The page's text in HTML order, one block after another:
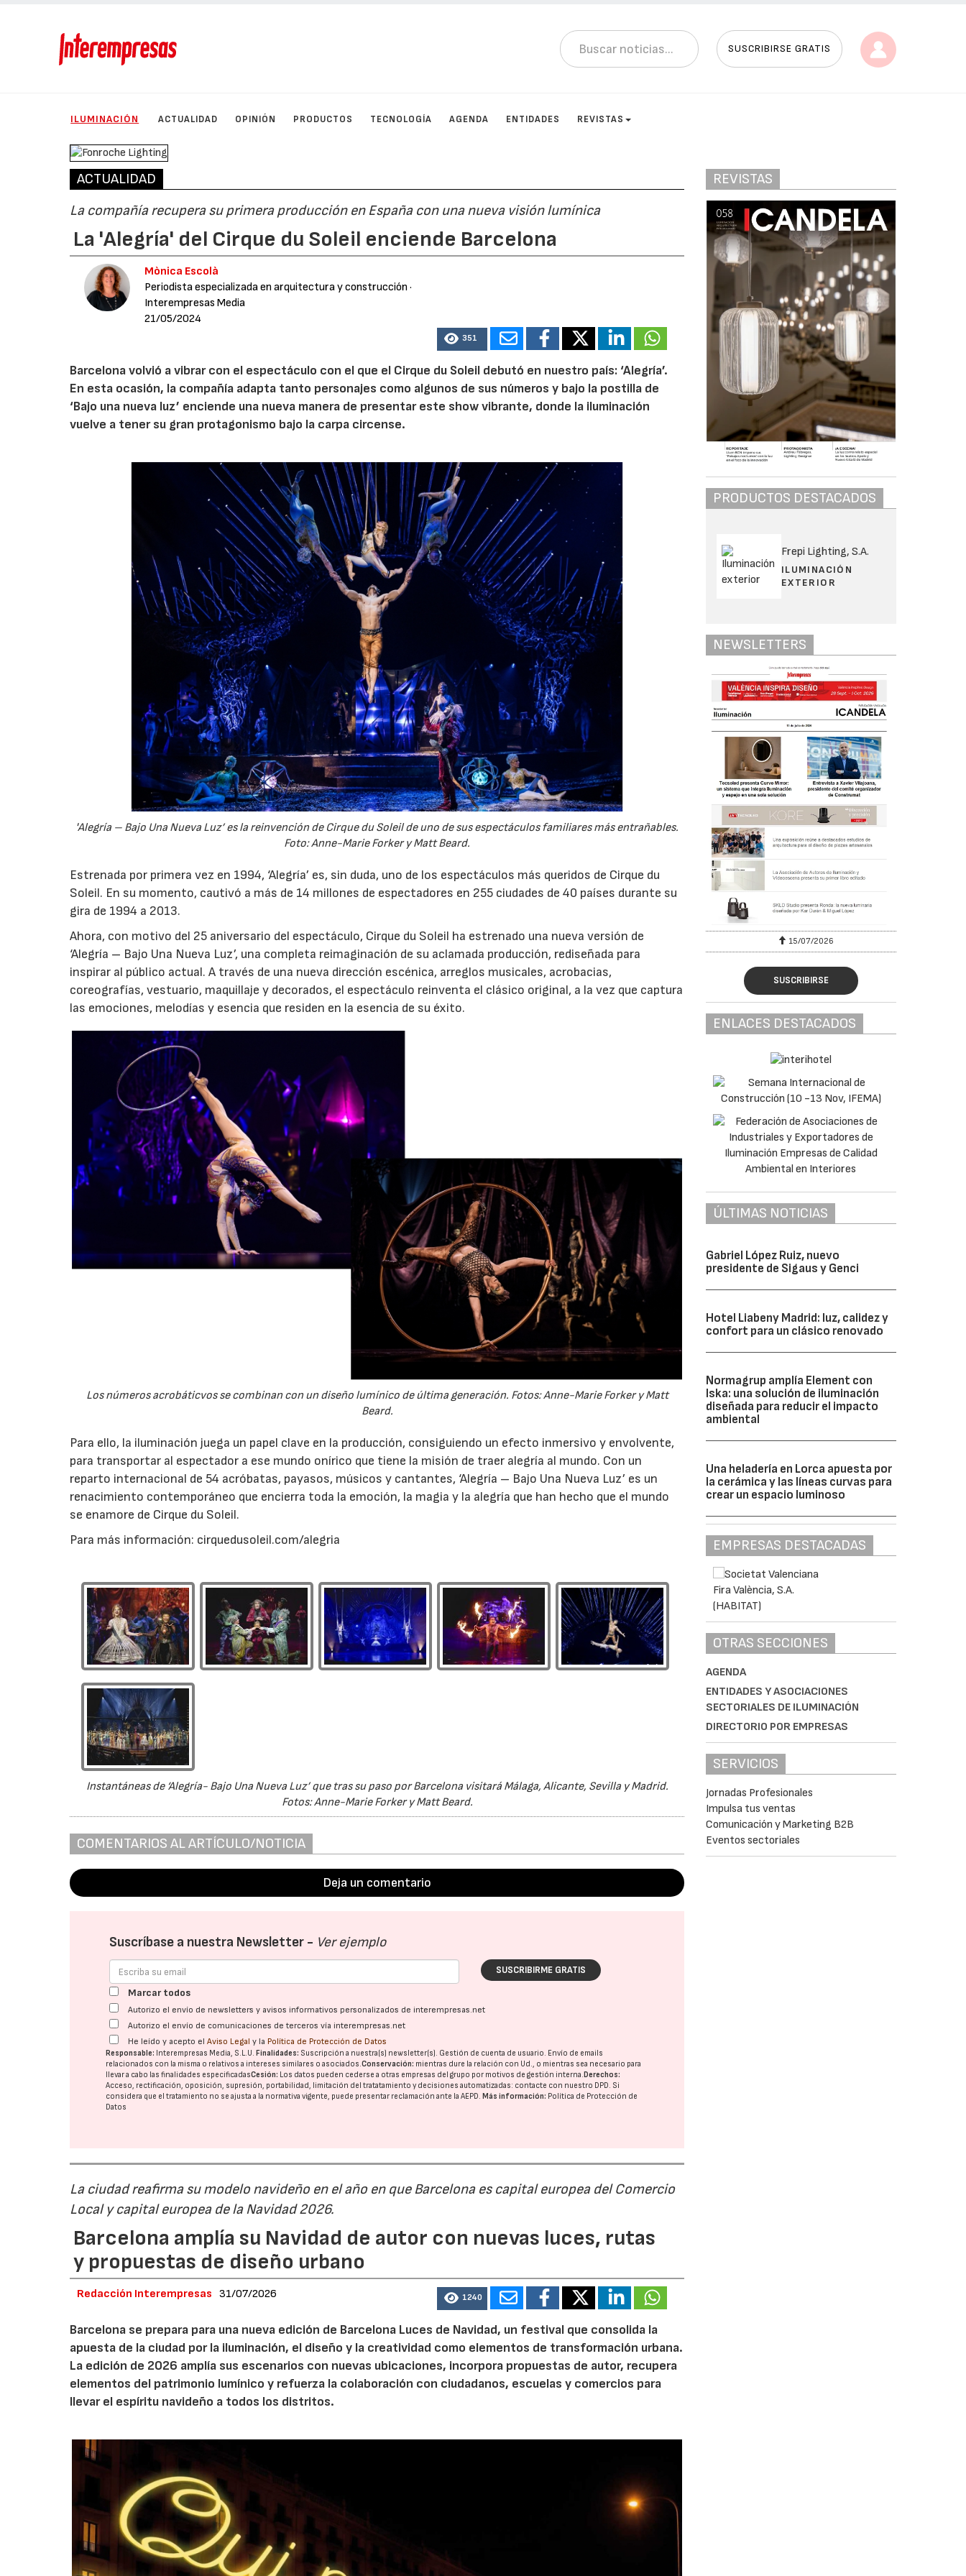
SUSCRIBIRSE GRATIS
ILUMINACIÓN ACTUALIDAD OPINIÓN PRODUCTOS TECNOLOGÍA AGENDA ENTIDADES REVISTAS
ACTUALIDAD
La compañía recupera su primera producción en España con una nueva visión lumínica
La 'Alegría' del Cirque du Soleil enciende Barcelona
Mònica Escolà
Periodista especializada en arquitectura y construcción ·
Interempresas Media
21/05/2024
351
Barcelona volvió a vibrar con el espectáculo con el que el Cirque du Soleil debutó en nuestro país: ‘Alegría’.
En esta ocasión, la compañía adapta tanto personajes como algunos de sus números y bajo la postilla de
‘Bajo una nueva luz’ enciende una nueva manera de presentar este show vibrante, donde la iluminación
vuelve a tener su gran protagonismo bajo la carpa circense.
'Alegría – Bajo Una Nueva Luz’ es la reinvención de Cirque du Soleil de uno de sus espectáculos familiares más entrañables.
Foto: Anne-Marie Forker y Matt Beard.
Estrenada por primera vez en 1994, ‘Alegría’ es, sin duda, uno de los espectáculos más queridos de Cirque du
Soleil. En su momento, cautivó a más de 14 millones de espectadores en 255 ciudades de 40 países durante su
gira de 1994 a 2013.
Ahora, con motivo del 25 aniversario del espectáculo, Cirque du Soleil ha estrenado una nueva versión de
‘Alegría – Bajo Una Nueva Luz’, una completa reimaginación de su aclamada producción, rediseñada para
inspirar al público actual. A través de una nueva dirección escénica, arreglos musicales, acrobacias,
coreografías, vestuario, maquillaje y decorados, el espectáculo reinventa el clásico original, a la vez que captura
las emociones, melodías y esencia que residen en la esencia de su éxito.
Los números acrobáticvos se combinan con un diseño lumínico de última generación. Fotos: Anne-Marie Forker y Matt
Beard.
Para ello, la iluminación juega un papel clave en la producción, consiguiendo un efecto inmersivo y envolvente,
para transportar al espectador a ese mundo onírico que tiene la misión de traer alegría al mundo. Con un
reparto internacional de 54 acróbatas, payasos, músicos y cantantes, ‘Alegría – Bajo Una Nueva Luz’ es un
renacimiento contemporáneo que encierra toda la emoción, la magia y la alegría que han hecho que el mundo
se enamore de Cirque du Soleil.
Para más información: cirquedusoleil.com/alegria
Instantáneas de ‘Alegría- Bajo Una Nueva Luz’ que tras su paso por Barcelona visitará Málaga, Alicante, Sevilla y Madrid.
Fotos: Anne-Marie Forker y Matt Beard.
COMENTARIOS AL ARTÍCULO/NOTICIA
Deja un comentario
Suscríbase a nuestra Newsletter - Ver ejemplo
SUSCRIBIRME GRATIS
Marcar todos
Autorizo el envío de newsletters y avisos informativos personalizados de interempresas.net
Autorizo el envío de comunicaciones de terceros vía interempresas.net
He leído y acepto elAviso Legal y la Política de Protección de Datos
Responsable: Interempresas Media, S.L.U. Finalidades: Suscripción a nuestra(s) newsletter(s). Gestión de cuenta de usuario. Envío de emails
relacionados con la misma o relativos a intereses similares o asociados.Conservación: mientras dure la relación con Ud., o mientras sea necesario para
llevar a cabo las finalidades especificadasCesión: Los datos pueden cederse a otras empresas del grupo por motivos de gestión interna. Derechos:
Acceso, rectificación, oposición, supresión, portabilidad, limitación del tratatamiento y decisiones automatizadas: contacte con nuestro DPD. Si
considera que el tratamiento no se ajusta a la normativa vigente, puede presentar reclamación ante laAEPD. Más información: Política de Protección de
Datos
La ciudad reafirma su modelo navideño en el año en que Barcelona es capital europea del Comercio
Local y capital europea de la Navidad 2026.
Barcelona amplía su Navidad de autor con nuevas luces, rutas
y propuestas de diseño urbano
Redacción Interempresas 31/07/2026 1240
Barcelona se prepara para una nueva edición de Barcelona Luces de Navidad, un festival que consolida la
apuesta de la ciudad por la iluminación, el diseño y la creatividad como elementos de transformación urbana.
La edición de 2026 amplía sus escenarios con nuevas ubicaciones, incorpora propuestas de autor, recupera
elementos del patrimonio lumínico y refuerza la colaboración con ciudadanos, escuelas y comercios para
llevar el espíritu navideño a todos los distritos.
REVISTAS
PRODUCTOS DESTACADOS
Frepi Lighting, S.A.
ILUMINACIÓN
EXTERIOR
NEWSLETTERS
15/07/2026 29/07/2026 15/07/2026
SUSCRIBIRSE
ENLACES DESTACADOS
ÚLTIMAS NOTICIAS
Gabriel López Ruiz, nuevo
presidente de Sigaus y Genci
Hotel Liabeny Madrid: luz, calidez y
confort para un clásico renovado
Normagrup amplía Element con
Iska: una solución de iluminación
diseñada para reducir el impacto
ambiental
Una heladería en Lorca apuesta por
la cerámica y las líneas curvas para
crear un espacio luminoso
EMPRESAS DESTACADAS
OTRAS SECCIONES
AGENDA
ENTIDADES Y ASOCIACIONES
SECTORIALES DE ILUMINACIÓN
DIRECTORIO POR EMPRESAS
SERVICIOS
Jornadas Profesionales
Impulsa tus ventas
Comunicación y Marketing B2B
Eventos sectoriales